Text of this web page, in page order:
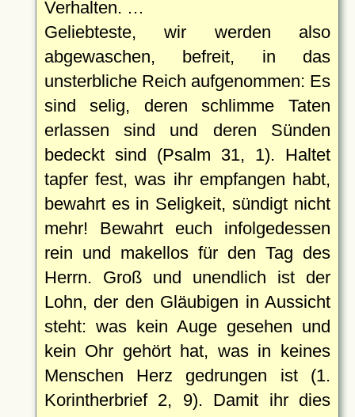
Verhalten. …
Geliebteste, wir werden also
abgewaschen, befreit, in das
unsterbliche Reich aufgenommen: Es
sind selig, deren schlimme Taten
erlassen sind und deren Sünden
bedeckt sind (Psalm 31, 1). Haltet
tapfer fest, was ihr empfangen habt,
bewahrt es in Seligkeit, sündigt nicht
mehr! Bewahrt euch infolgedessen
rein und makellos für den Tag des
Herrn. Groß und unendlich ist der
Lohn, der den Gläubigen in Aussicht
steht: was kein Auge gesehen und
kein Ohr gehört hat, was in keines
Menschen Herz gedrungen ist (1.
Korintherbrief 2, 9). Damit ihr dies